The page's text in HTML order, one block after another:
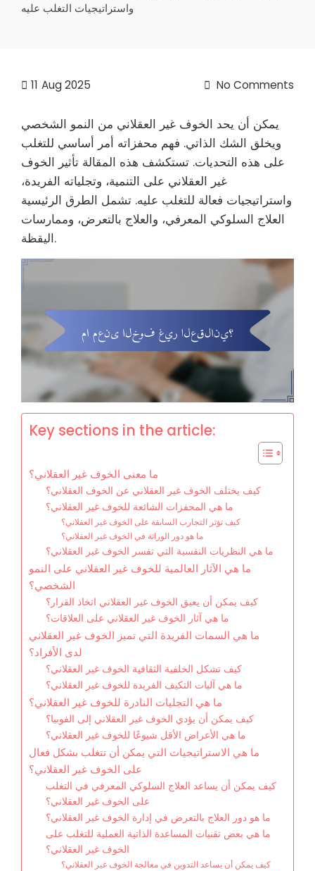
واستراتيجيات التغلب عليه
11 Aug 2025 No Comments
يمكن أن يحد الخوف غير العقلاني من النمو الشخصي
ويخلق الشك الذاتي. فهم محفزاته أمر أساسي للتغلب
على هذه التحديات. تستكشف هذه المقالة تأثير الخوف
غير العقلاني على التنمية، وتجلياته الفريدة،
واستراتيجيات فعالة للتغلب عليه. تشمل الطرق الرئيسية
العلاج السلوكي المعرفي، والعلاج بالتعرض، وممارسات
اليقظة.
Key sections in the article:
ما معنى الخوف غير العقلاني؟
كيف يختلف الخوف غير العقلاني عن الخوف العقلاني؟
ما هي المحفزات الشائعة للخوف غير العقلاني؟
كيف تؤثر التجارب السابقة على الخوف غير العقلاني؟
ما هو دور الوراثة في الخوف غير العقلاني؟
ما هي النظريات النفسية التي تفسر الخوف غير العقلاني؟
ما هي الآثار العالمية للخوف غير العقلاني على النمو
الشخصي؟
كيف يمكن أن يعيق الخوف غير العقلاني اتخاذ القرار؟
ما هي آثار الخوف غير العقلاني على العلاقات؟
ما هي السمات الفريدة التي تميز الخوف غير العقلاني
لدى الأفراد؟
كيف تشكل الخلفية الثقافية الخوف غير العقلاني؟
ما هي آليات التكيف الفريدة للخوف غير العقلاني؟
ما هي التجليات النادرة للخوف غير العقلاني؟
كيف يمكن أن يؤدي الخوف غير العقلاني إلى الفوبيا؟
ما هي الأعراض الأقل شيوعًا للخوف غير العقلاني؟
ما هي الاستراتيجيات التي يمكن أن تتغلب بشكل فعال
على الخوف غير العقلاني؟
كيف يمكن أن يساعد العلاج السلوكي المعرفي في التغلب
على الخوف غير العقلاني؟
ما هو دور العلاج بالتعرض في إدارة الخوف غير العقلاني؟
ما هي بعض تقنيات المساعدة الذاتية العملية للتغلب على
الخوف غير العقلاني؟
كيف يمكن أن يساعد التدوين في معالجة الخوف غير العقلاني؟